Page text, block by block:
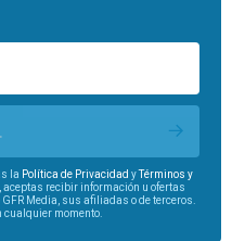
la Política de Privacidad yTérminos y
aceptas recibir información u ofertas
Media, sus afiliadas o de terceros.
cualquier momento.